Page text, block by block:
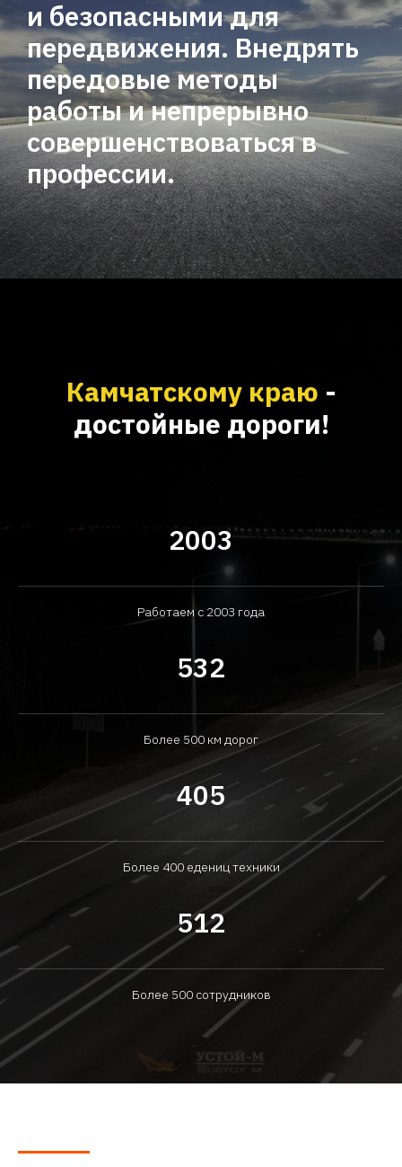
и безопасными для
передвижения. Внедрять
передовые методы
работы и непрерывно
совершенствоваться в
профессии.
Камчатскому краю -
достойные дороги!
2003
Работаем с 2003 года
532
Более 500 км дорог
405
Более 400 едениц техники
512
Более 500 сотрудников